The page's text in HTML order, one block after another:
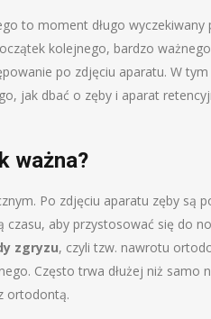
to moment długo wyczekiwany
kolejnego, bardzo
po zdjęciu aparatu. W
jak dbać o zęby i aparat
ważna?
Po zdjęciu aparatu zęby są
aby przystosować się do
zgryzu, czyli tzw. nawrotu
Często trwa dłużej niż samo
ortodontą.